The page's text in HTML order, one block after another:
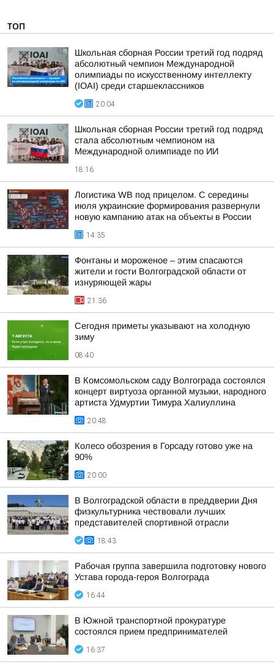
ТОП
Школьная сборная России третий год подряд
абсолютный чемпион Международной
олимпиады по искусственному интеллекту
(IOAI) среди старшеклассников
20:04
Школьная сборная России третий год подряд
стала абсолютным чемпионом на
Международной олимпиаде по ИИ
18:16
Логистика WB под прицелом. С середины
июля украинские формирования развернули
новую кампанию атак на объекты в России
14:35
Фонтаны и мороженое – этим спасаются
жители и гости Волгоградской области от
изнуряющей жары
21:36
Сегодня приметы указывают на холодную
зиму
08:40
В Комсомольском саду Волгограда состоялся
концерт виртуоза органной музыки, народного
артиста Удмуртии Тимура Халиуллина
20:48
Колесо обозрения в Горсаду готово уже на
90%
20:00
В Волгоградской области в преддверии Дня
физкультурника чествовали лучших
представителей спортивной отрасли
18:43
Рабочая группа завершила подготовку нового
Устава города-героя Волгограда
16:44
В Южной транспортной прокуратуре
состоялся прием предпринимателей
16:37